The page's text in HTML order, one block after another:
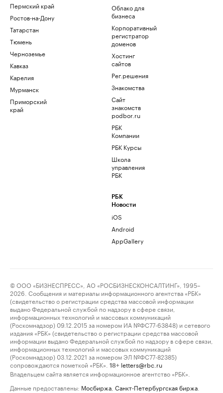
Пермский край
Ростов-на-Дону
Татарстан
Тюмень
Черноземье
Кавказ
Карелия
Мурманск
Приморский
край
Облако для
бизнеса
Корпоративный
регистратор
доменов
Хостинг
сайтов
Рег.решения
Знакомства
Сайт
знакомств
podbor.ru
РБК
Компании
РБК Курсы
Школа
управления
РБК
РБК
Новости
iOS
Android
AppGallery
© ООО «БИЗНЕСПРЕСС», АО «РОСБИЗНЕСКОНСАЛТИНГ», 1995–
2026. Сообщения и материалы информационного агентства «РБК»
(свидетельство о регистрации средства массовой информации
выдано Федеральной службой по надзору в сфере связи,
информационных технологий и массовых коммуникаций
(Роскомнадзор) 09.12.2015 за номером ИА №ФС77-63848) и сетевого
издания «РБК» (свидетельство о регистрации средства массовой
информации выдано Федеральной службой по надзору в сфере связи,
информационных технологий и массовых коммуникаций
(Роскомнадзор) 03.12.2021 за номером ЭЛ №ФС77-82385)
сопровождаются пометкой «РБК».
18+ letters@rbc.ru
Владельцем сайта является информационное агентство «РБК».
Данные предоставлены: Мосбиржа Санкт-Петербургская биржа